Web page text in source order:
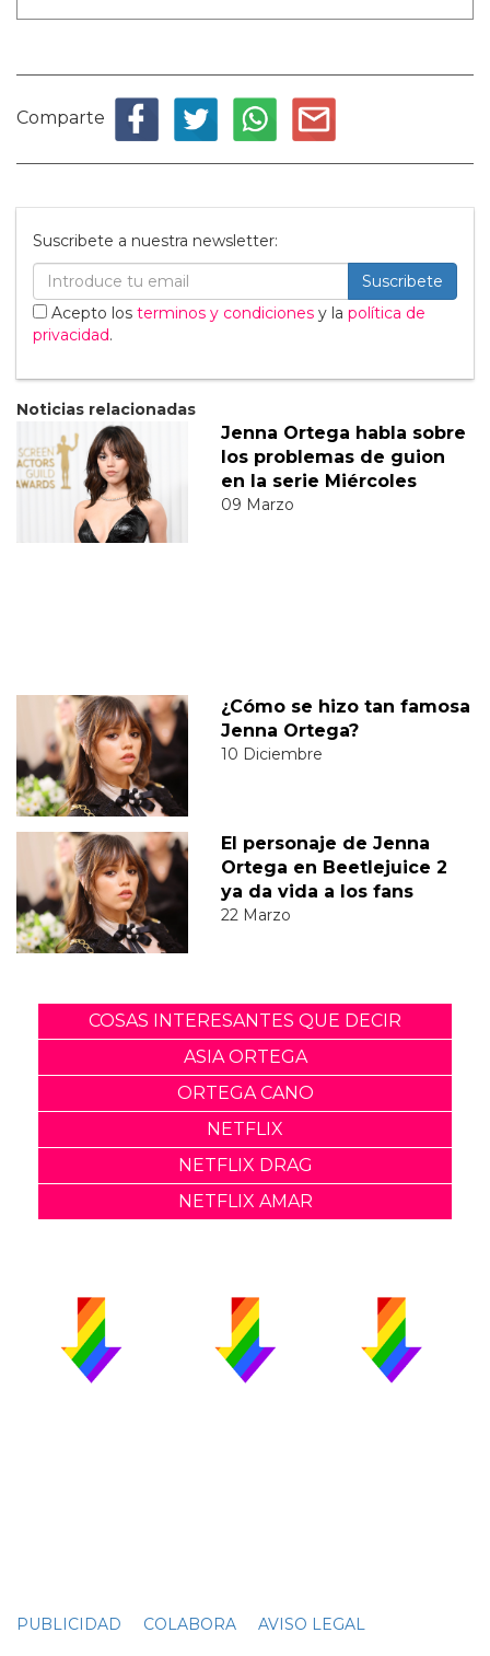
Comparte
Suscribete a nuestra newsletter:
Suscribete
Acepto los terminos y condiciones y la política de
privacidad.
Noticias relacionadas
Jenna Ortega habla sobre
los problemas de guion
en la serie Miércoles
09 Marzo
¿Cómo se hizo tan famosa
Jenna Ortega?
10 Diciembre
El personaje de Jenna
Ortega en Beetlejuice 2
ya da vida a los fans
22 Marzo
COSAS INTERESANTES QUE DECIR
ASIA ORTEGA
ORTEGA CANO
NETFLIX
NETFLIX DRAG
NETFLIX AMAR
PUBLICIDAD COLABORA
AVISO LEGAL